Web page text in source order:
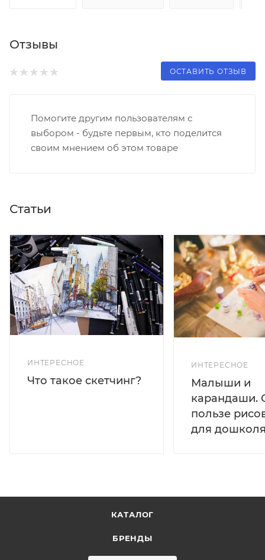
Отзывы
ОСТАВИТЬ ОТЗЫВ
Помогите другим пользователям с
выбором - будьте первым, кто поделится
своим мнением об этом товаре
Статьи
ИНТЕРЕСНОЕ
Что такое скетчинг?
ИНТЕРЕСНОЕ
Малыши и
карандаши.
пользе
для
КАТАЛОГ
БРЕНДЫ